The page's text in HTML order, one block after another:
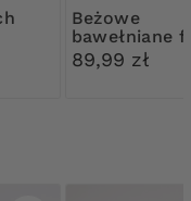
Beżowe
bawełniane
modelujące z
koronką
89,99 zł